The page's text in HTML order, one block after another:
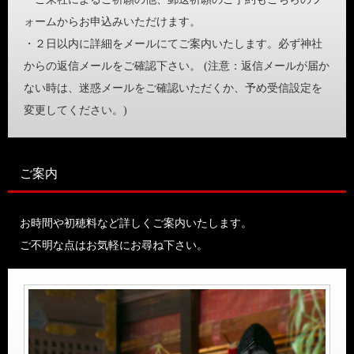
ォームからお申込みいただけます。
・２日以内に詳細をメールにてご案内いたします。必ず神社
からの返信メールをご確認下さい。 (注意：返信メールが届か
ない時は、迷惑メールをご確認いただくか、予め受信設定を
変更してください。)
ご案内
お時間や初穂料など詳しくご案内いたします。
ご不明な点はお気軽にお尋ね下さい。